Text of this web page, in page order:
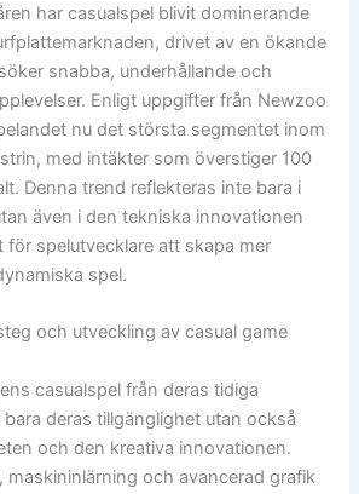
har casualspel blivit dominerande
drivet av en ökande
snabba, underhållande och
Enligt uppgifter från Newzoo
nu det största segmentet inom
med intäkter som överstiger 100
Denna trend reflekteras inte bara i
även i den tekniska innovationen
för spelutvecklare att skapa mer
spel.
och utveckling av casual game
casualspel från deras tidiga
deras tillgänglighet utan också
och den kreativa innovationen.
maskininlärning och avancerad grafik